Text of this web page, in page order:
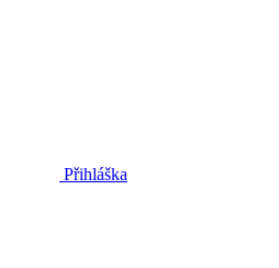
Přihláška